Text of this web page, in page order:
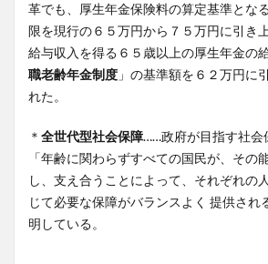
革でも、厚生年金保険料の算定基準とな
限を現行の６５万円から７５万円に引き
給与収入を得る６５歳以上の厚生年金の
職老齢年金制度 」の基準額を６２万円に
れた。
＊ 全世代型社会保障……政府が目指す社会
「年齢に関わらずすべての国民が、その
し、支え合うことによって、それぞれの
じて必要な保障がバランスよく 提供され
明している。